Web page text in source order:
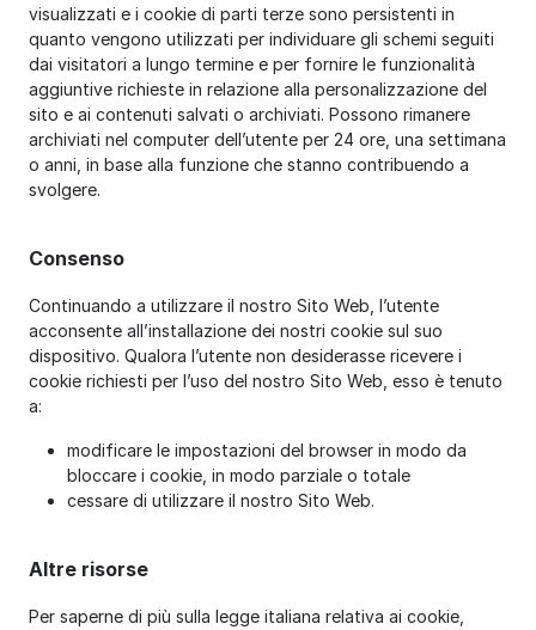
visualizzati e i cookie di parti terze sono persistenti in
quanto vengono utilizzati per individuare gli schemi seguiti
dai visitatori a lungo termine e per fornire le funzionalità
aggiuntive richieste in relazione alla personalizzazione del
sito e ai contenuti salvati o archiviati. Possono rimanere
archiviati nel computer dell’utente per 24 ore, una settimana
o anni, in base alla funzione che stanno contribuendo a
svolgere.
Consenso
Continuando a utilizzare il nostro Sito Web, l’utente
acconsente all’installazione dei nostri cookie sul suo
dispositivo. Qualora l’utente non desiderasse ricevere i
cookie richiesti per l’uso del nostro Sito Web, esso è tenuto
a:
modificare le impostazioni del browser in modo da
bloccare i cookie, in modo parziale o totale
cessare di utilizzare il nostro Sito Web.
Altre risorse
Per saperne di più sulla legge italiana relativa ai cookie,